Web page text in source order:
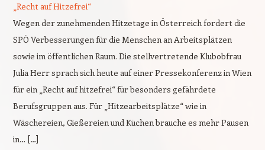
„Recht auf Hitzefrei“
Wegen der zunehmenden Hitzetage in Österreich fordert die
SPÖ Verbesserungen für die Menschen an Arbeitsplätzen
sowie im öffentlichen Raum. Die stellvertretende Klubobfrau
Julia Herr sprach sich heute auf einer Pressekonferenz in Wien
für ein „Recht auf hitzefrei“ für besonders gefährdete
Berufsgruppen aus. Für „Hitzearbeitsplätze“ wie in
Wäschereien, Gießereien und Küchen brauche es mehr Pausen
in… […]